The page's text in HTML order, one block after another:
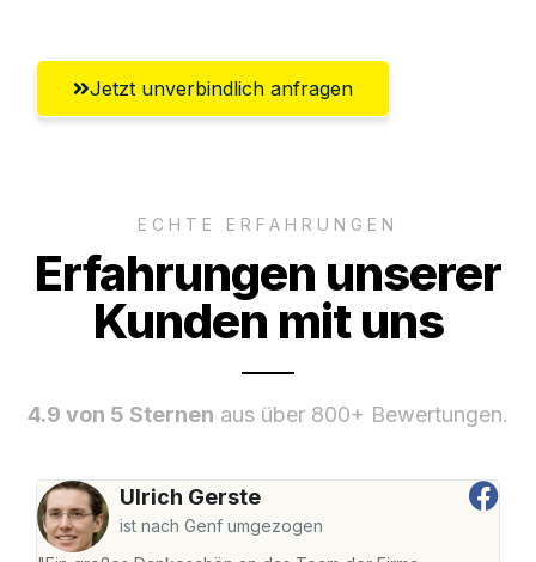
Jetzt unverbindlich anfragen
ECHTE ERFAHRUNGEN
Erfahrungen unserer
Kunden mit uns
4.9 von 5 Sternen aus über 800+ Bewertungen.
Ulrich Gerste
ist nach Genf umgezogen